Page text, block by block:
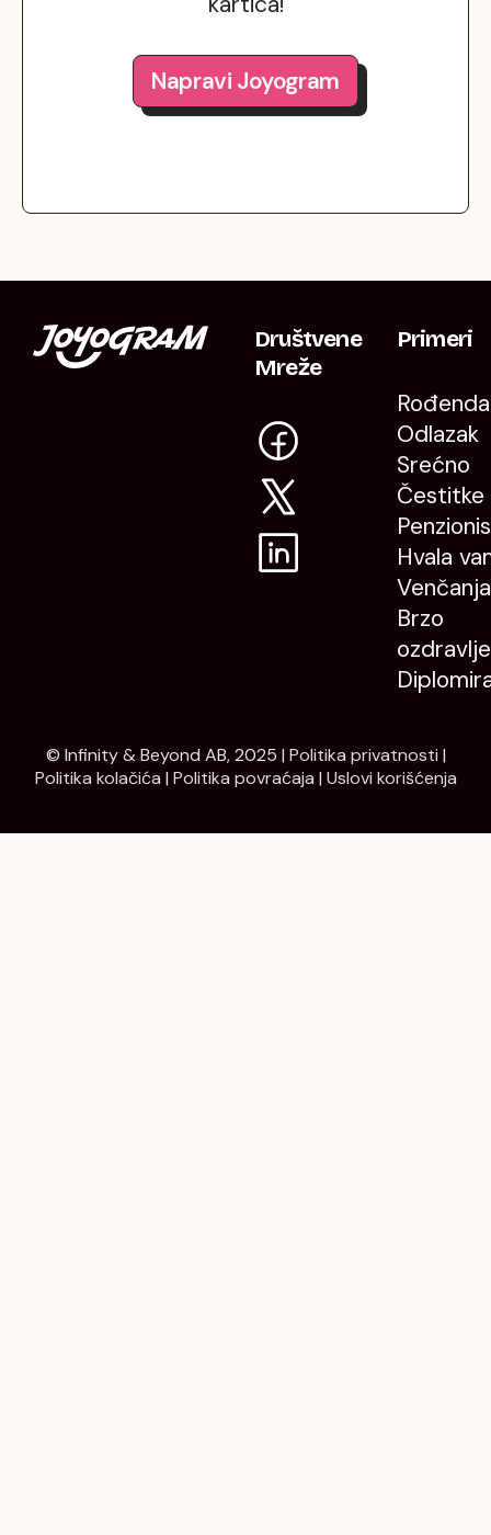
Napravi Joyogram
Društvene
Mreže
Primeri
Odlazak
Srećno
Čestitke
Hvala
Venčanja
Brzo
© Infinity & Beyond AB, 2025 | Politika privatnosti |
Politika kolačića | Politika povraćaja | Uslovi korišćenja